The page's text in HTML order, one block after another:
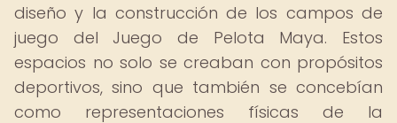
diseño y la construcción de los campos de
juego del Juego de Pelota Maya. Estos
espacios no solo se creaban con propósitos
deportivos, sino que también se concebían
como representaciones físicas de la